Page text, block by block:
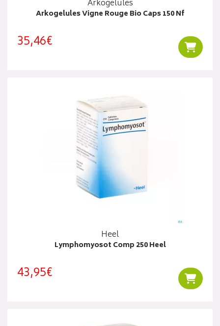
Arkogelules
Arkogelules Vigne Rouge Bio Caps 150 Nf
35,46€
Heel
Lymphomyosot Comp 250 Heel
43,95€